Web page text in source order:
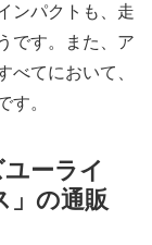
ンパクトも、走
です。また、ア
べてにおいて、
す。
ーライ
」の通販